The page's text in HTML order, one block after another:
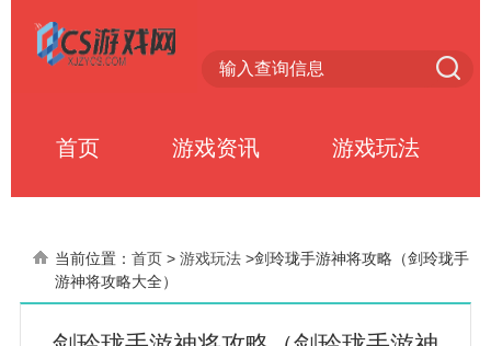
首页 游戏资讯 游戏玩法
当前位置： 首页 > 游戏玩法 >剑玲珑手游神将攻略（剑玲珑手
游神将攻略大全）